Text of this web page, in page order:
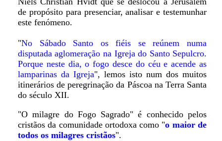
de propósito para presenciar, analisar e testemunhar
este fenómeno.
"No Sábado Santo os fiéis se reúnem numa
disputada aglomeração na Igreja do Santo Sepulcro.
Porque neste dia, o fogo desce do céu e acende as
lamparinas da Igreja", lemos isto num dos muitos
itinerários de peregrinação da Páscoa na Terra Santa
do século XII.
"O milagre do Fogo Sagrado" é conhecido pelos
cristãos da comunidade ortodoxa como "o maior de
todos os milagres cristãos".